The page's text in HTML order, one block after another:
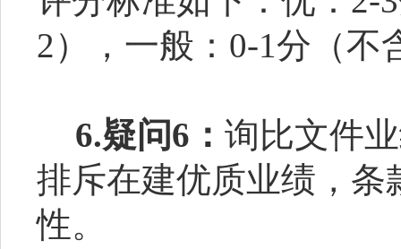
2），一般： 0-1分（不
6.疑问6 ： 询比文件
排斥在建优质业绩， 条
性。